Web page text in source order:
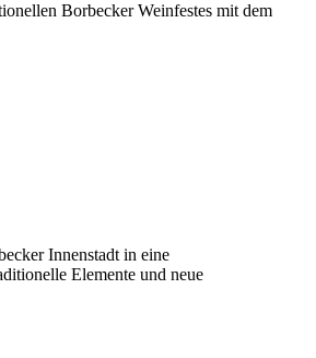
Borbecker Weinfestes mit dem
Innenstadt in eine
Elemente und neue